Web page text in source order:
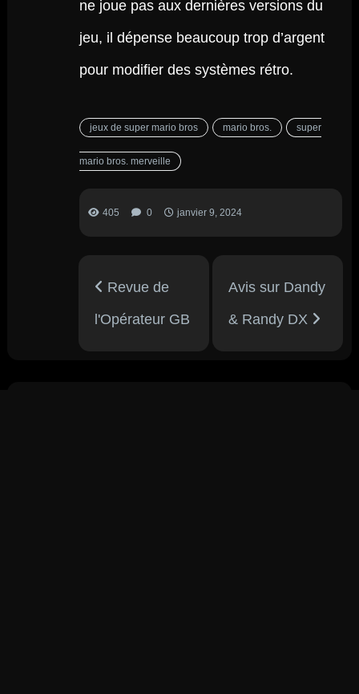
ne joue pas aux dernières versions du
jeu, il dépense beaucoup trop d’argent
pour modifier des systèmes rétro.
jeux de super mario bros mario bros. super
mario bros. merveille
405 0 janvier 9, 2024
Revue de
l'Opérateur GB
Avis sur Dandy
& Randy DX